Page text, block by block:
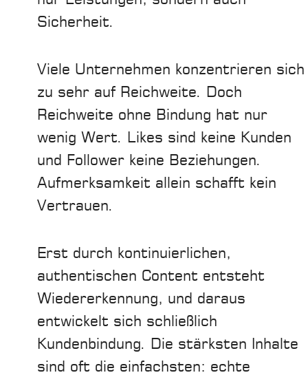
Sicherheit.
Viele Unternehmen konzentrieren sich
zu sehr auf Reichweite. Doch
Reichweite ohne Bindung hat nur
wenig Wert. Likes sind keine Kunden
und Follower keine Beziehungen.
Aufmerksamkeit allein schafft kein
Vertrauen.
Erst durch kontinuierlichen,
authentischen Content entsteht
Wiedererkennung, und daraus
entwickelt sich schließlich
Kundenbindung. Die stärksten Inhalte
sind oft die einfachsten: echte